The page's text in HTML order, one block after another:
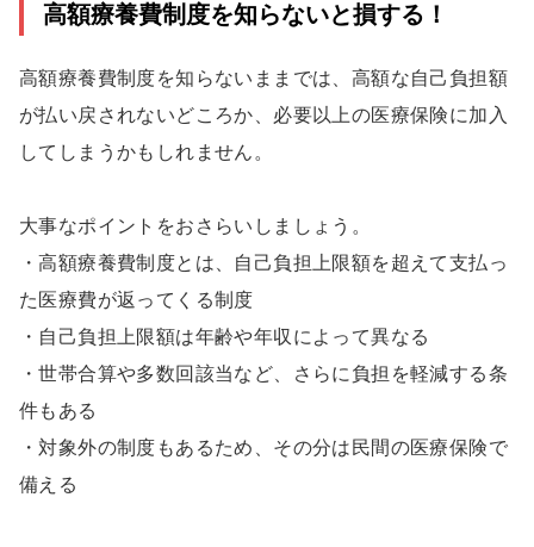
高額療養費制度を知らないと損する！
高額療養費制度を知らないままでは、高額な自己負担額
が払い戻されないどころか、必要以上の医療保険に加入
してしまうかもしれません。
大事なポイントをおさらいしましょう。
・高額療養費制度とは、自己負担上限額を超えて支払っ
た医療費が返ってくる制度
・自己負担上限額は年齢や年収によって異なる
・世帯合算や多数回該当など、さらに負担を軽減する条
件もある
・対象外の制度もあるため、その分は民間の医療保険で
備える